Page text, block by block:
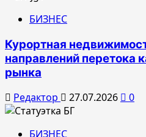
БИЗНЕС
Курортная
направлений перетока
рынка
Редактор 27.07.2026 0
БИЗНЕС